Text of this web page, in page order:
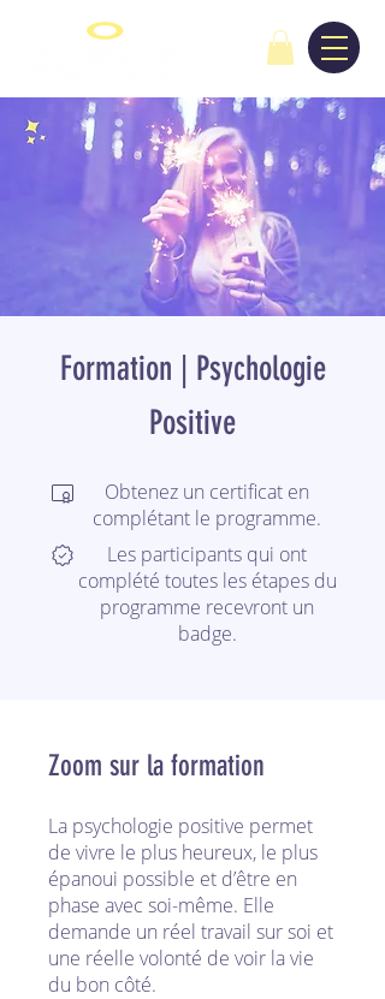
Formation | Psychologie
Positive
Obtenez un certificat en
complétant le programme.
Les participants qui ont
complété toutes les étapes du
programme recevront un
badge.
Zoom sur la formation
La psychologie positive permet
de vivre le plus heureux, le plus
épanoui possible et d’être en
phase avec soi-même. Elle
demande un réel travail sur soi et
une réelle volonté de voir la vie
du bon côté.